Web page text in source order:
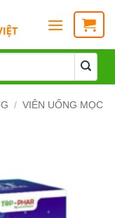
/ VIÊN UỐNG MỌC